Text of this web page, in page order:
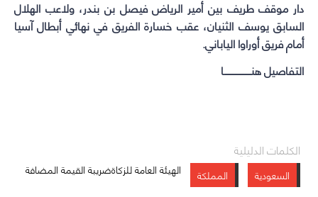
دار موقف طريف بين أمير الرياض فيصل بن بندر، ولاعب الهلال
السابق يوسف الثنيان، عقب خسارة الفريق في نهائي أبطال آسيا
أمام فريق أوراوا الياباني.
التفاصيل هنـــــــــــــــــــا
الكلمات الدليلية
السعودية المملكة الهيئة العامة للزكاةضريبة القيمة المضافة